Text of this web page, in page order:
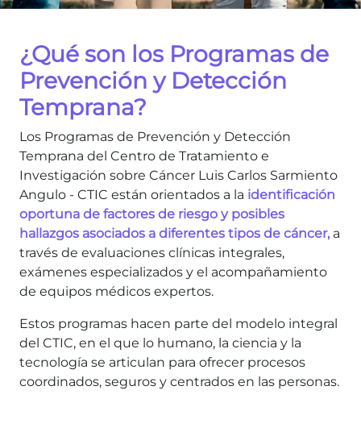
¿Qué son los Programas de
Prevención y Detección
Temprana?
Los Programas de Prevención y Detección
Temprana del Centro de Tratamiento e
Investigación sobre Cáncer Luis Carlos Sarmiento
Angulo - CTIC están orientados a la identificación
oportuna de factores de riesgo y posibles
hallazgos asociados a diferentes tipos de cáncer, a
través de evaluaciones clínicas integrales,
exámenes especializados y el acompañamiento
de equipos médicos expertos.
Estos programas hacen parte del modelo integral
del CTIC, en el que lo humano, la ciencia y la
tecnología se articulan para ofrecer procesos
coordinados, seguros y centrados en las personas.